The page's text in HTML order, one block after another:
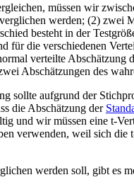
müssen wir
werden; (2) zwei
besteht in der
für die verschiedenen
verteilte
Abschätzungen des
sollte aufgrund der
die Abschätzung der
und wir müssen eine t-
verwenden, weil sich
werden soll, gibt es